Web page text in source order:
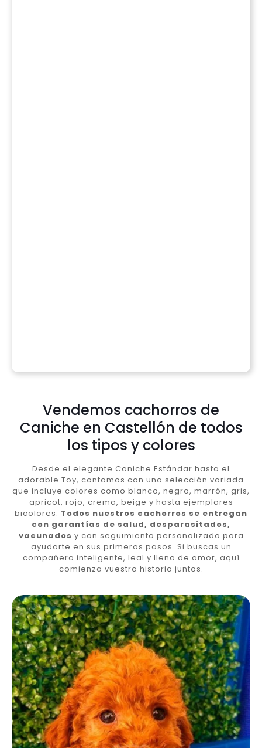
Vendemos cachorros de
Caniche en Castellón de todos
los tipos y colores
Desde el elegante Caniche Estándar hasta el
adorable Toy, contamos con una selección variada
que incluye colores como blanco, negro, marrón, gris,
apricot, rojo, crema, beige y hasta ejemplares
bicolores. Todos nuestros cachorros se entregan
con garantías de salud, desparasitados,
vacunados y con seguimiento personalizado para
ayudarte en sus primeros pasos. Si buscas un
compañero inteligente, leal y lleno de amor, aquí
comienza vuestra historia juntos.